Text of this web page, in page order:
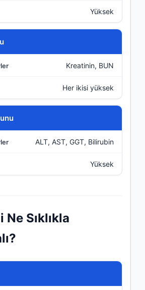
Yüksek
Kreatinin, BUN
Her ikisi yüksek
ALT, AST, GGT, Bilirubin
Yüksek
Sıklıkla